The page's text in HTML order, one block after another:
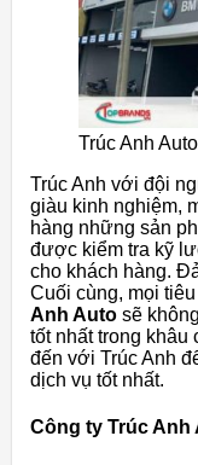
Trúc Anh Auto
Trúc Anh với đội
giàu kinh nghiệm,
hàng những sản
được kiểm tra kỹ
cho khách hàng.
Cuối cùng, mọi
Anh Auto sẽ
tốt nhất trong khâu
đến với Trúc Anh
dịch vụ tốt nhất.
Công ty Trúc Anh